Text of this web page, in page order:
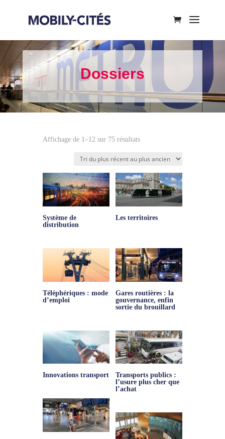
Dossiers
Affichage de 1–12 sur 75 résultatsTrié
plus
récent
au
plus
ancien
Système de
distribution
Les territoires
Téléphériques : mode
d’emploi
Gares routières : la
gouvernance, enfin
sortie du brouillard
Innovations transport
Transports publics :
l’usure plus cher que
l’achat